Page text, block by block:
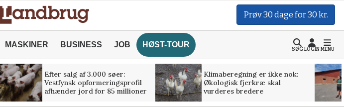
Prøv 30 dage for 30 kr.
MASKINER BUSINESS JOB HØST-TOUR
SØGLOGINMENU
Efter salg af 3.000 søer:
Vestfynsk opformeringsprofil
afhænder jord for 85 millioner
Klimaberegning er ikke nok:
Økologisk fjerkræ skal
vurderes bredere